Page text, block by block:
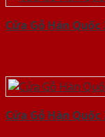
Cửa Gỗ Hàn Quốc
Cửa Gỗ Hàn Quốc